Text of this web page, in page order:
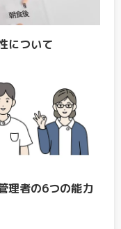
について
理者の6つの能力